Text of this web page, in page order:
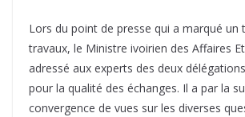
Lors du point de presse qui a marqué un
travaux, le Ministre ivoirien des Affaires
adressé aux experts des deux
pour la qualité des échanges. Il a par la
convergence de vues sur les diverses